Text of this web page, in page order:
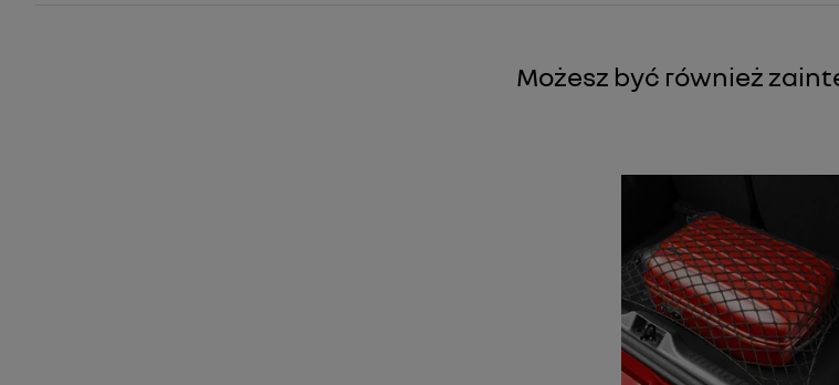
Możesz być również